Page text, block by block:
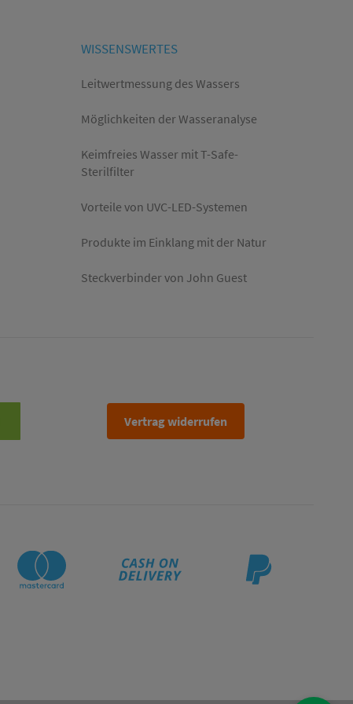
WISSENSWERTES
Leitwertmessung des Wassers
Möglichkeiten der Wasseranalyse
Keimfreies Wasser mit T-Safe-
Sterilfilter
Vorteile von UVC-LED-Systemen
Produkte im Einklang mit der Natur
Steckverbinder von John Guest
Vertrag widerrufen